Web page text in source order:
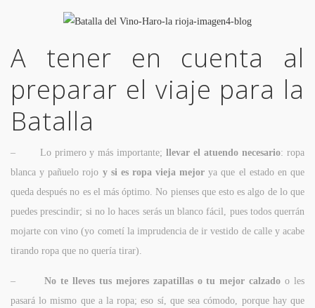
A tener en cuenta al
preparar el viaje para la
Batalla
– Lo primero y más importante;llevar el atuendo necesario: ropa
blanca y pañuelo rojo y si es ropa vieja mejorya que el estado en que
queda después no es el más óptimo. No pienses que esto es algo de lo que
puedes prescindir; si no lo haces serás un blanco fácil, pues todos querrán
mojarte con vino (yo cometí la imprudencia de ir vestido de calle y acabe
tirando ropa que no quería tirar).
–No te lleves tus mejores zapatillas o tu mejor calzado o les
pasará lo mismo que a la ropa; eso sí, que sea cómodo, porque hay que